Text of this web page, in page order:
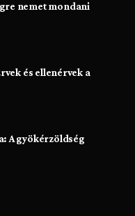
nemet mondani
és ellenérvek a
A gyökérzöldség